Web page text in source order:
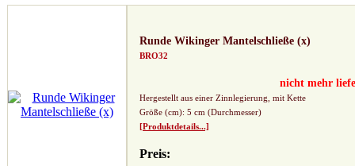
Runde Wikinger Mantelschließe (x)
BRO32
nicht mehr
Hergestellt aus einer Zinnlegierung, mit Kette
Größe (cm): 5 cm (Durchmesser)
[Produktdetails...]
Preis: